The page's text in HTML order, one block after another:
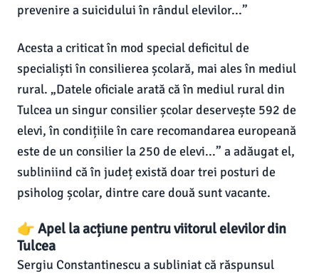
prevenire a suicidului în rândul elevilor...”
Acesta a criticat în mod special deficitul de
specialiști în consilierea școlară, mai ales în mediul
rural. „Datele oficiale arată că în mediul rural din
Tulcea un singur consilier școlar deservește 592 de
elevi, în condițiile în care recomandarea europeană
este de un consilier la 250 de elevi...” a adăugat el,
subliniind că în județ există doar trei posturi de
psiholog școlar, dintre care două sunt vacante.
👉 Apel la acțiune pentru viitorul elevilor din
Tulcea
Sergiu Constantinescu a subliniat că răspunsul